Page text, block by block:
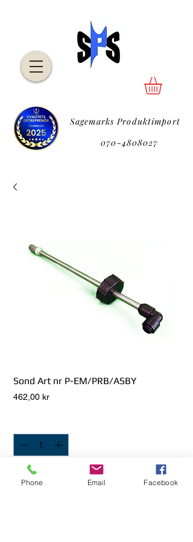
P
Sagemarks Produktimport
070-4808027
P
Sond Art nr P-EM/PRB/ASBY
462,00 krPris
Lägg i Kundvagn
Phone Email Facebook